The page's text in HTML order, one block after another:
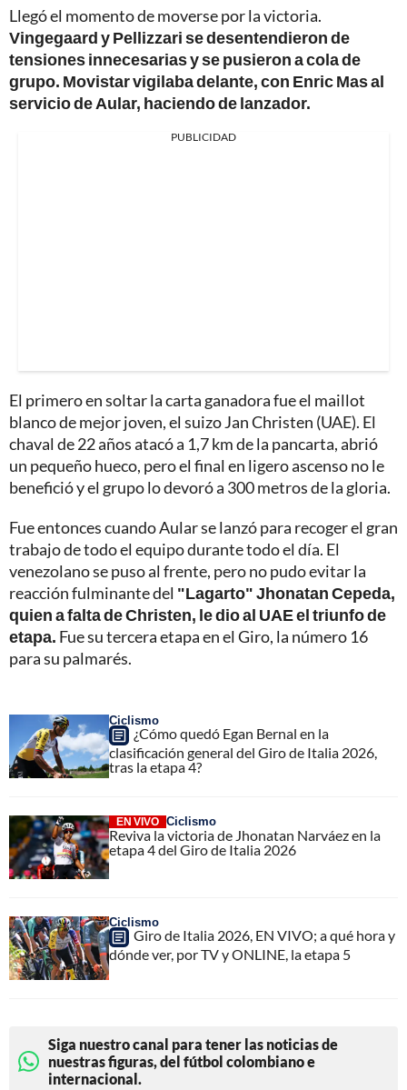
Llegó el momento de moverse por la victoria.
Vingegaard y Pellizzari se desentendieron de
tensiones innecesarias y se pusieron a cola de
grupo. Movistar vigilaba delante, con Enric Mas al
servicio de Aular, haciendo de lanzador.
PUBLICIDAD
El primero en soltar la carta ganadora fue el maillot
blanco de mejor joven, el suizo Jan Christen (UAE). El
chaval de 22 años atacó a 1,7 km de la pancarta, abrió
un pequeño hueco, pero el final en ligero ascenso no le
benefició y el grupo lo devoró a 300 metros de la gloria.
Fue entonces cuando Aular se lanzó para recoger el gran
trabajo de todo el equipo durante todo el día. El
venezolano se puso al frente, pero no pudo evitar la
reacción fulminante del "Lagarto" Jhonatan Cepeda,
quien a falta de Christen, le dio al UAE el triunfo de
etapa. Fue su tercera etapa en el Giro, la número 16
para su palmarés.
Ciclismo
¿Cómo quedó Egan Bernal en la
clasificación general del Giro de Italia 2026,
tras la etapa 4?
EN VIVO Ciclismo
Reviva la victoria de Jhonatan Narváez en la
etapa 4 del Giro de Italia 2026
Ciclismo
Giro de Italia 2026, EN VIVO; a qué hora y
dónde ver, por TV y ONLINE, la etapa 5
Siga nuestro canal para tener las noticias de
nuestras figuras, del fútbol colombiano e
internacional.